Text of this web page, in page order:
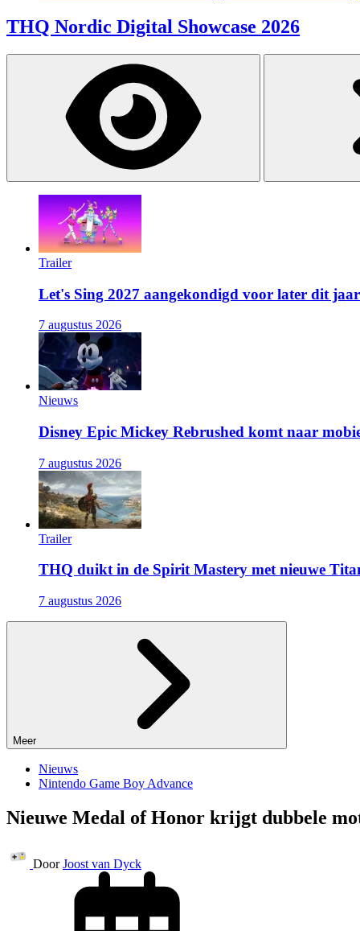
THQ Nordic Digital Showcase 2026
Trailer
Let's Sing 2027 aangekondigd voor later dit jaar
7 augustus 2026
Nieuws
Disney Epic Mickey Rebrushed komt naar
7 augustus 2026
Trailer
THQ duikt in de Spirit Mastery met nieuwe
7 augustus 2026
Meer
Nieuws
Nintendo Game Boy Advance
Nieuwe Medal of Honor krijgt dubbele
Door Joost van Dyck